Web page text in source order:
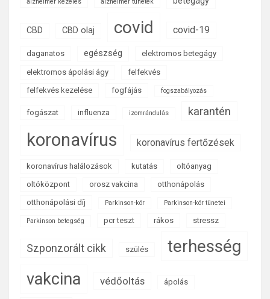
CBD CBD olaj covid covid-19
daganatos egészség elektromos betegágy
elektromos ápolási ágy
felfekvés
felfekvés kezelése
fogfájás fogszabályozás
fogászat influenza izomrándulás karantén
koronavírus koronavírus fertőzések
koronavírus halálozások kutatás
oltóanyag
oltóközpont
orosz vakcina
otthonápolás
otthonápolási díj
Parkinson-kór Parkinson-kór tünetei
Parkinson betegség pcr teszt rákos stressz
Szponzorált cikk szülés terhesség
vakcina védőoltás ápolás